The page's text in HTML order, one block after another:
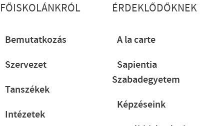
FŐISKOLÁNKRÓL
Bemutatkozás
Szervezet
Tanszékek
Intézetek
ÉRDEKLŐDŐKNEK
A la carte
Sapientia
Szabadegyetem
Képzéseink